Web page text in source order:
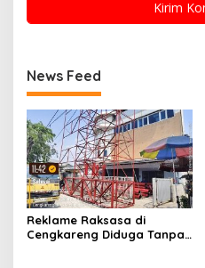
News Feed
Reklame Raksasa di
Cengkareng Diduga Tanpa